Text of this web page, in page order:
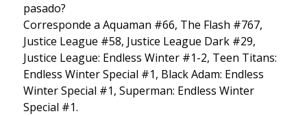
pasado?
Corresponde a Aquaman #66, The Flash #767,
Justice League #58, Justice League Dark #29,
Justice League: Endless Winter #1-2, Teen Titans:
Endless Winter Special #1, Black Adam: Endless
Winter Special #1, Superman: Endless Winter
Special #1.